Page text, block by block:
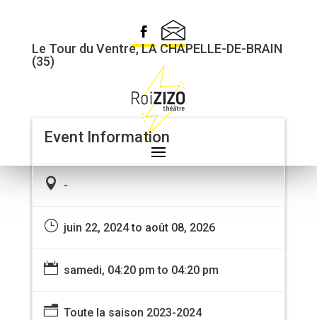
Le Tour du Ventre, LA CHAPELLE-DE-BRAIN
(35)
Event Information
 -
}juin 22, 2024 to août 08, 2026
 samedi, 04:20 pm to 04:20 pm
nToute la saison 2023-2024